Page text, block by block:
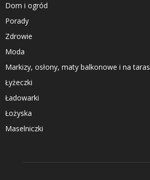
Dom i ogród
Porady
Zdrowie
Moda
Markizy, osłony, maty balkonowe i na taras
Łyżeczki
Ładowarki
Łożyska
Maselniczki